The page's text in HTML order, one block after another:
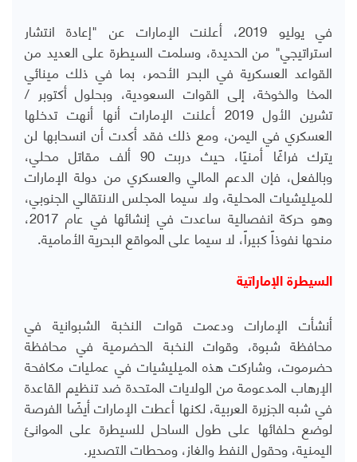
في يوليو 2019، أعلنت الإمارات عن "إعادة انتشار
استراتيجي" من الحديدة، وسلمت السيطرة على العديد من
القواعد العسكرية في البحر الأحمر، بما في ذلك مينائي
المخا والخوخة، إلى القوات السعودية، وبحلول أكتوبر /
تشرين الأول 2019 أعلنت الإمارات أنها أنهت تدخلها
العسكري في اليمن، ومع ذلك فقد أكدت أن انسحابها لن
يترك فراغًا أمنيًا، حيث دربت 90 ألف مقاتل محلي
،
وبالفعل، فإن الدعم المالي والعسكري من دولة الإمارات
للميليشيات المحلية، ولا سيما المجلس الانتقالي الجنوبي،
وهو حركة انفصالية ساعدت في إنشائها في عام 2017،
منحها نفوذاً كبيراً، لا سيما على المواقع البحرية الأمامية.
السيطرة الإماراتية
أنشأت الإمارات ودعمت قوات النخبة الشبوانية في
محافظة شبوة، وقوات النخبة الحضرمية في محافظة
حضرموت، وشاركت هذه الميليشيات في عمليات مكافحة
الإرهاب المدعومة من الولايات المتحدة ضد تنظيم القاعدة
في شبه الجزيرة العربية، لكنها أعطت الإمارات أيضًا الفرصة
لوضع حلفائها على طول الساحل للسيطرة على الموانئ
اليمنية، وحقول النفط والغاز، ومحطات التصدير.